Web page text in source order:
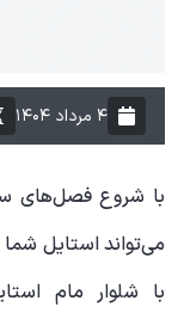
۴ مرداد ۱۴۰۴
با شروع فصل‌های
می‌تواند استایل
با شلوار مام